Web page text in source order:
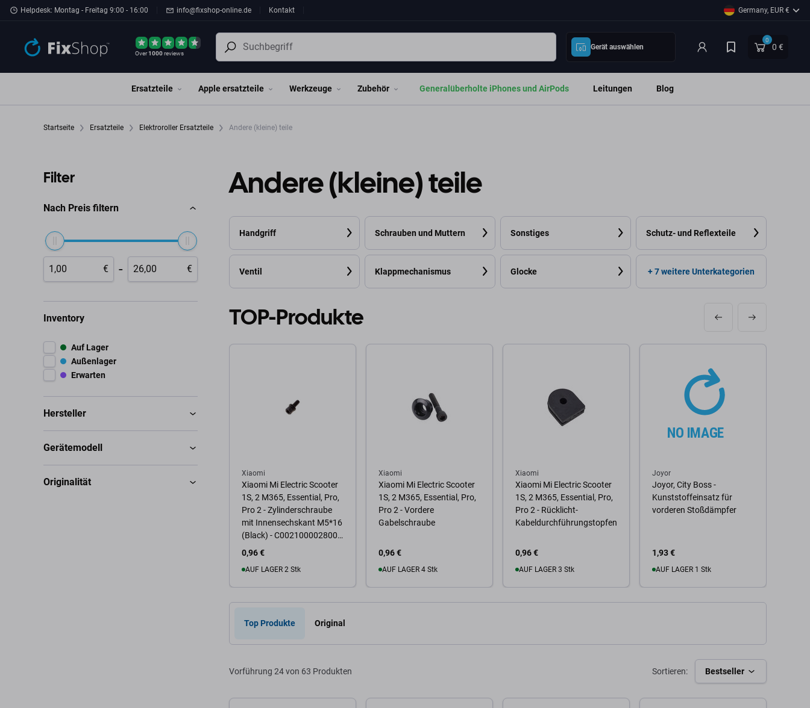
Zum Hauptinhalt springen
Helpdesk: Montag - Freitag 9:00 - 16:00 info@fixshop-online.de Kontakt Germany, EUR €
Over1000reviews
Gerät auswählen
0
0 €
Ersatzteile Apple ersatzteile Werkzeuge Zubehör Generalüberholte iPhones und AirPods Leitungen Blog
Startseite Ersatzteile Elektroroller Ersatzteile Andere (kleine) teile
Filter
Nach Preis filtern
€ - €
Inventory
Auf Lager
Außenlager
Erwarten
Hersteller
Gerätemodell
Originalität
Andere (kleine) teile
Handgriff Schrauben und Muttern Sonstiges Schutz- und Reflexteile
Ventil Klappmechanismus Glocke + 7 weitere Unterkategorien
TOP-Produkte
Xiaomi
Xiaomi Mi Electric Scooter
1S, 2 M365, Essential, Pro,
Pro 2 - Zylinderschraube
mit Innensechskant M5*16
(Black) - C002100002800
Genuine Service Pack
0,96 €
AUF LAGER 2 Stk
Zum Warenkorb
Xiaomi
Xiaomi Mi Electric Scooter
1S, 2 M365, Essential, Pro,
Pro 2 - Vordere
Gabelschraube
0,96 €
AUF LAGER 4 Stk
Zum Warenkorb
Xiaomi
Xiaomi Mi Electric Scooter
1S, 2 M365, Essential, Pro,
Pro 2 - Rücklicht-
Kabeldurchführungstopfen
0,96 €
AUF LAGER 3 Stk
Zum Warenkorb
Joyor
Joyor, City Boss -
Kunststoffeinsatz für
vorderen Stoßdämpfer
1,93 €
AUF LAGER 1 Stk
Zum Warenkorb
Top Produkte Original
Vorführung 24 von 63 Produkten Sortieren: Bestseller